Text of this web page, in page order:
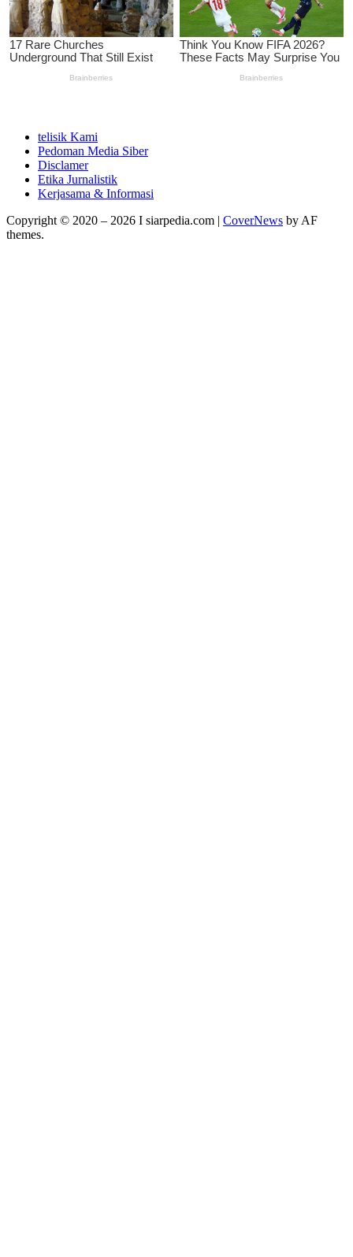
telisik Kami
Pedoman Media Siber
Disclamer
Etika Jurnalistik
Kerjasama & Informasi
Copyright © 2020 – 2026 I siarpedia.com | CoverNews by AF
themes.